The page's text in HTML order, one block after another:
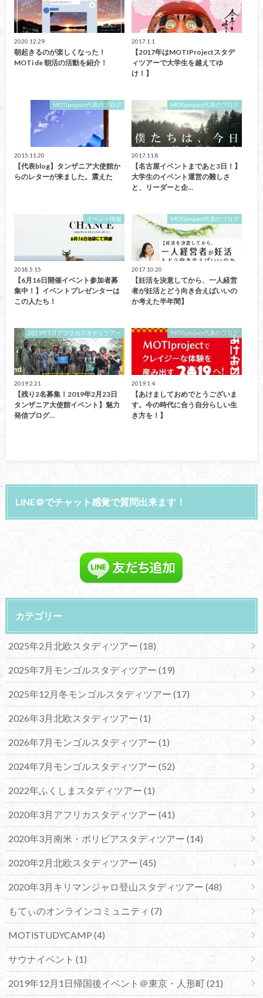
2020.12.29
朝起きるのが楽しくなった！
MOTi de 朝活の活動を紹介！
2017.1.1
【2017年はMOTIProjectスタデ
ィツアーで大学生を越えてゆ
け！】
MOTIproject代表のブログ
2015.11.20
【代表blog】タンザニア大使館か
らのレターが来ました。震えた
MOTIproject代表のブログ
2017.11.8
【名古屋イベントまであと3日！】
大学生のイベント運営の難しさ
と、リーダーと企…
イベント情報
2018.5.15
【6月16日開催イベント参加者募
集中！】イベントプレゼンターは
この人たち！
MOTIproject代表のブログ
2017.10.20
【妊活を決意してから、一人経営
者が妊活とどう向き合えばいいの
か考えた半年間】
2019年3月アフリカスタディツアー
2019.2.21
【残り2名募集！2019年2月23日
タンザニア大使館イベント】魅力
発信ブログ…
MOTIproject代表のブログ
2019.1.4
【あけましておめでとうございま
す。今の時代に合う自分らしい生
き方を！】
LINE＠でチャット感覚で質問出来ます！
カテゴリー
2025年2月北欧スタディツアー (18)
2025年7月モンゴルスタディツアー (19)
2025年12月冬モンゴルスタディツアー (17)
2026年3月北欧スタディツアー (1)
2026年7月モンゴルスタディツアー (1)
2024年7月モンゴルスタディツアー (52)
2022年ふくしまスタディツアー (1)
2020年3月アフリカスタディツアー (41)
2020年3月南米・ボリビアスタディツアー (14)
2020年2月北欧スタディツアー (45)
2020年3月キリマンジャロ登山スタディツアー (48)
もてぃのオンラインコミュニティ (7)
MOTISTUDYCAMP (4)
サウナイベント (1)
2019年12月1日帰国後イベント＠東京・人形町(21)